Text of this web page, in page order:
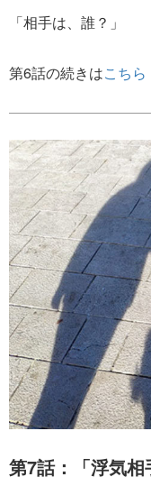
「相手は、誰？」
第6話の続きはこちら
第7話：「浮気